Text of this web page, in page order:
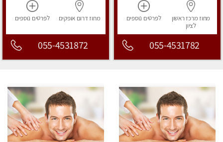
מחוז מרכזראשון
לציון
לפרטים נוספים
055-4531782
מחוז דרום אופקים לפרטים נוספים
055-4531872